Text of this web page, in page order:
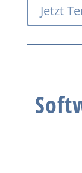
Jetzt